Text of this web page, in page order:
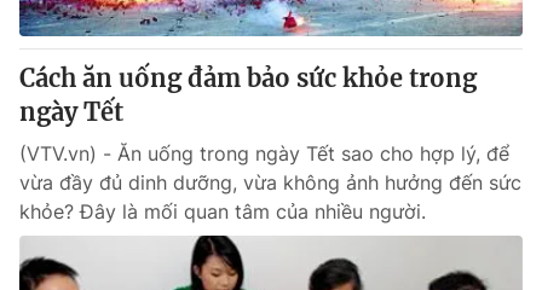
® Cấm sao chép dưới mọi hình thức nếu không có sự chấp
thuận bằng văn bản. Ghi rõ nguồn VTV.vn khi phát hành lại
thông tin từ website này.
Cách ăn uống đảm bảo sức khỏe trong
ngày Tết
(VTV.vn) - Ăn uống trong ngày Tết sao cho hợp lý, để
vừa đầy đủ dinh dưỡng, vừa không ảnh hưởng đến sức
khỏe? Đây là mối quan tâm của nhiều người.